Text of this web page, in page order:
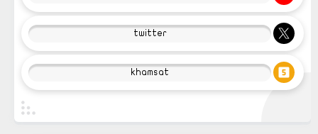
twitter
khamsat